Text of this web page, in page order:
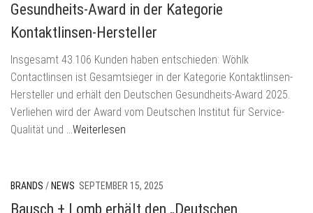
Gesundheits-Award in der Kategorie
Kontaktlinsen-Hersteller
Insgesamt 43.106 Kunden haben entschieden: Wöhlk
Contactlinsen ist Gesamtsieger in der Kategorie Kontaktlinsen-
Hersteller und erhält den Deutschen Gesundheits-Award 2025.
Verliehen wird der Award vom Deutschen Institut für Service-
Qualität und …Weiterlesen
BRANDS / NEWS SEPTEMBER 15, 2025
Bausch + Lomb erhält den „Deutschen